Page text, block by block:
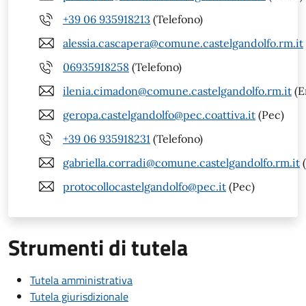
+39 06 935918213 (Telefono)
alessia.cascapera@comune.castelgandolfo.rm.it
06935918258 (Telefono)
ilenia.cimadon@comune.castelgandolfo.rm.it
geropa.castelgandolfo@pec.coattiva.it (Pec)
+39 06 935918231 (Telefono)
gabriella.corradi@comune.castelgandolfo.rm.it
protocollocastelgandolfo@pec.it (Pec)
Strumenti di tutela
Tutela amministrativa
Tutela giurisdizionale